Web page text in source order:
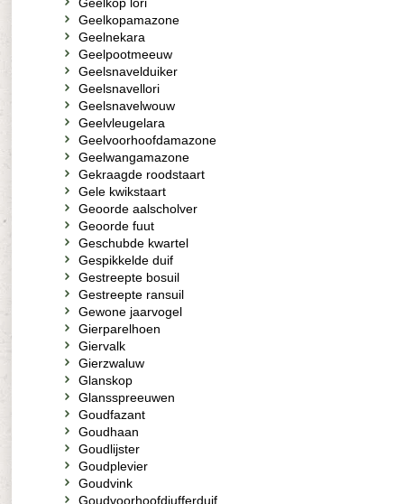
Geelkopamazone
Geelnekara
Geelpootmeeuw
Geelsnavelduiker
Geelsnavellori
Geelsnavelwouw
Geelvleugelara
Geelvoorhoofdamazone
Geelwangamazone
Gekraagde roodstaart
Gele kwikstaart
Geoorde aalscholver
Geoorde fuut
Geschubde kwartel
Gespikkelde duif
Gestreepte bosuil
Gestreepte ransuil
Gewone jaarvogel
Gierparelhoen
Giervalk
Gierzwaluw
Glanskop
Glansspreeuwen
Goudfazant
Goudhaan
Goudlijster
Goudplevier
Goudvink
Goudvoorhoofdjufferduif